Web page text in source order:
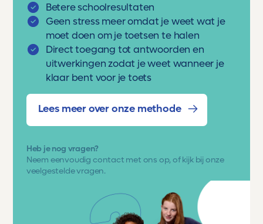
Betere schoolresultaten
Geen stress meer omdat je weet wat je
moet doen om je toetsen te halen
Direct toegang tot antwoorden en
uitwerkingen zodat je weet wanneer je
klaar bent voor je toets
Lees meer over onze methode
Heb je nog vragen?
Neem eenvoudig contact met ons op, of kijk bij onze
veelgestelde vragen.